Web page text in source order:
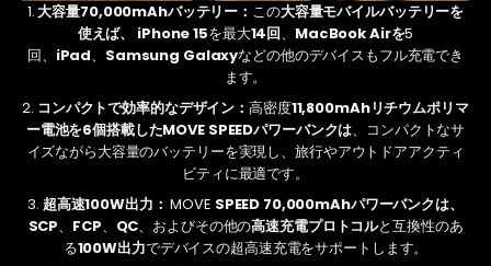
大容量70,000mAhバッテリー： この大容量モバイルバッテリーを
使えば、 iPhone 15を最大14回、 MacBook Airを5
回、 iPad、 Samsung Galaxyなどの他のデバイスもフル充電でき
ます。
コンパクトで効率的なデザイン：高密度11,800mAhリチウムポリマ
ー電池を6個搭載したMOVE SPEEDパワーバンクは、 コンパクトなサ
イズながら大容量のバッテリーを実現し、旅行やアウトドアアクティ
ビティに最適です。
超高速100W出力： MOVE SPEED 70,000mAhパワーバンクは、
SCP、 FCP、 QC、およびその他の高速充電プ​​ロトコルと互換性のあ
る100W出力でデバイスの超高速充電をサポートします。